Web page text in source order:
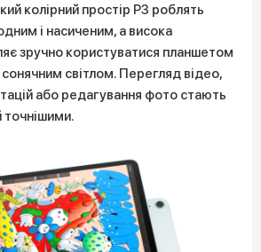
колірний простір P3 роблять
і насиченим, а висока
зручно користуватися планшетом
світлом. Перегляд відео,
або редагування фото стають